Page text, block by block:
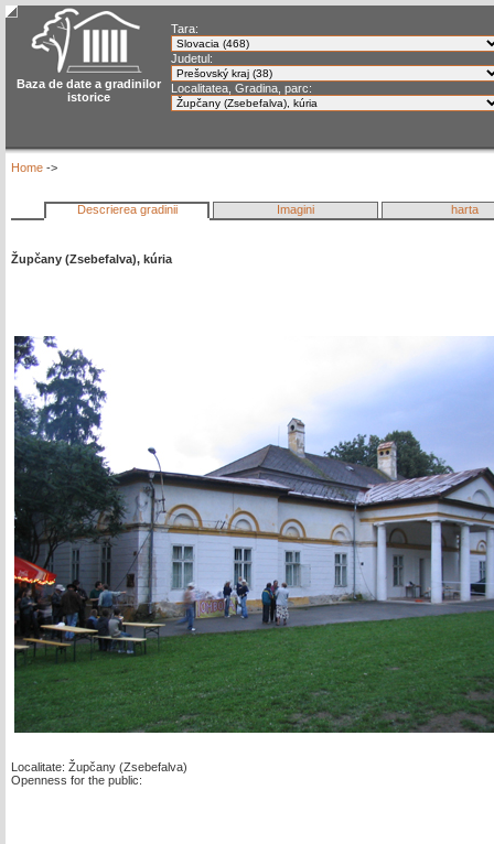
Baza de date a gradinilor
istorice
Tara:
Judetul:
Localitatea, Gradina, parc:
Home ->
Descrierea gradinii Imagini harta
Župčany (Zsebefalva), kúria
Localitate: Župčany (Zsebefalva)
Openness for the public: